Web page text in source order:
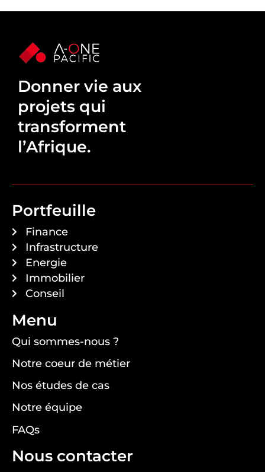
Donner vie aux
projets qui
transforment
l’Afrique.
Portfeuille
Finance
Infrastructure
Energie
Immobilier
Conseil
Menu
Qui sommes-nous ?
Notre coeur de métier
Nos études de cas
Notre équipe
FAQs
Nous contacter